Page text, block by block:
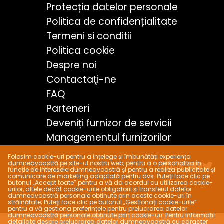
Folosim cookie-uri pentru a înțelege și îmbunătăți experiența
dumneavoastră pe site-ul nostru web, pentru a o personaliza în
funcție de interesele dumneavoastră și pentru a realiza publicitate și
comunicare de marketing adaptată pentru dvs. Puteți face clic pe
butonul „Accept toate” pentru a vă da acordul cu utilizarea cookie-
urilor, altele decât cookie-urile obligatorii și transferul datelor
dumneavoastră personale obținute prin aceste cookie-uri în
străinătate; Puteți face clic pe butonul „Gestionați cookie-urile”
pentru a vă gestiona preferințele pentru prelucrarea datelor
dumneavoastră personale obținute prin cookie-uri. Pentru informații
detaliate despre prelucrarea datelor dumneavoastră cu caracter
Protecția datelor personale
Politica de confidențialitate
Termeni si conditii
Politica cookie
Despre noi
Contactaţi-ne
FAQ
Parteneri
Deveniți furnizor de servicii
Managementul furnizorilor
© 2024 VEVEZ Co.